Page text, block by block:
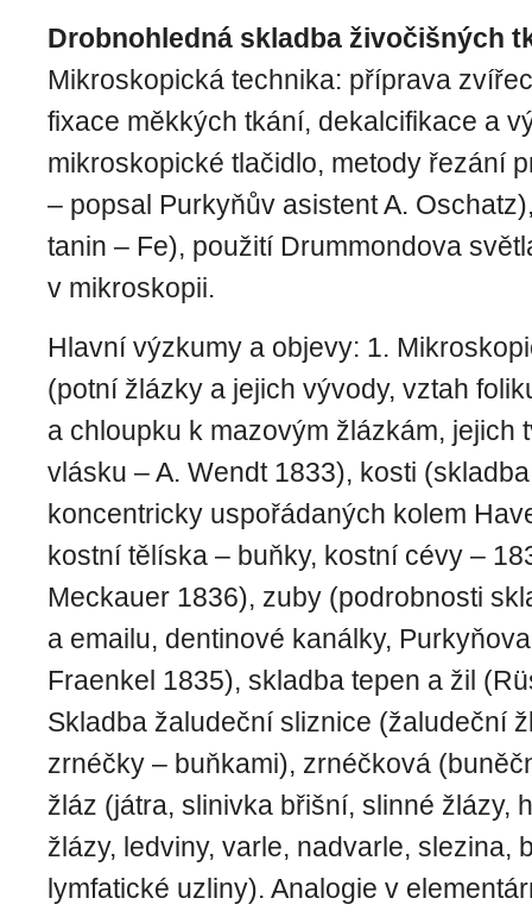
Drobnohledná skladba živočišných
Mikroskopická technika: příprava
fixace měkkých tkání, dekalcifikace a
mikroskopické tlačidlo, metody řezání
– popsal Purkyňův asistent A.
tanin – Fe), použití Drummondova
v mikroskopii.
Hlavní výzkumy a objevy: 1.
(potní žlázky a jejich vývody, vztah
a chloupku k mazovým žlázkám, jejich
vlásku – A. Wendt 1833), kosti
koncentricky uspořádaných kolem
kostní tělíska – buňky, kostní cévy –
Meckauer 1836), zuby (podrobnosti
a emailu, dentinové kanálky,
Fraenkel 1835), skladba tepen a žil
Skladba žaludeční sliznice (žaludeční
zrnéčky – buňkami), zrnéčková
žláz (játra, slinivka břišní, slinné žlázy,
žlázy, ledviny, varle, nadvarle, slezina,
lymfatické uzliny). Analogie v